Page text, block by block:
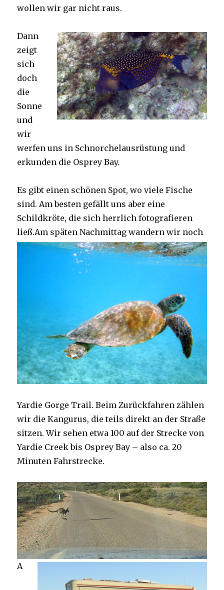
wollen wir gar nicht raus.
Dann
zeigt
sich
doch
die
Sonne
und
wir
werfen uns in Schnorchelausrüstung und
erkunden die Osprey Bay.
Es gibt einen schönen Spot, wo viele Fische
sind. Am besten gefällt uns aber eine
Schildkröte, die sich herrlich fotografieren
ließ.Am späten Nachmittag wandern wir noch
Yardie Gorge Trail. Beim Zurückfahren zählen
wir die Kangurus, die teils direkt an der Straße
sitzen. Wir sehen etwa 100 auf der Strecke von
Yardie Creek bis Osprey Bay – also ca. 20
Minuten Fahrstrecke.
A